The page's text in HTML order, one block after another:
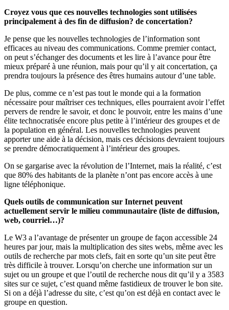
Croyez vous que ces nouvelles technologies sont utilisées
principalement à des fin de diffusion? de concertation?
Je pense que les nouvelles technologies de l’information sont
efficaces au niveau des communications. Comme premier contact,
on peut s’échanger des documents et les lire à l’avance pour être
mieux préparé à une réunion, mais pour qu’il y ait concertation, ça
prendra toujours la présence des êtres humains autour d’une table.
De plus, comme ce n’est pas tout le monde qui a la formation
nécessaire pour maîtriser ces techniques, elles pourraient avoir l’effet
pervers de rendre le savoir, et donc le pouvoir, entre les mains d’une
élite technocratisée encore plus petite à l’intérieur des groupes et de
la population en général. Les nouvelles technologies peuvent
apporter une aide à la décision, mais ces décisions devraient toujours
se prendre démocratiquement à l’intérieur des groupes.
On se gargarise avec la révolution de l’Internet, mais la réalité, c’est
que 80% des habitants de la planète n’ont pas encore accès à une
ligne téléphonique.
Quels outils de communication sur Internet peuvent
actuellement servir le milieu communautaire (liste de diffusion,
web, courriel…)?
Le W3 a l’avantage de présenter un groupe de façon accessible 24
heures par jour, mais la multiplication des sites webs, même avec les
outils de recherche par mots clefs, fait en sorte qu’un site peut être
très difficile à trouver. Lorsqu’on cherche une information sur un
sujet ou un groupe et que l’outil de recherche nous dit qu’il y a 3583
sites sur ce sujet, c’est quand même fastidieux de trouver le bon site.
Si on a déjà l’adresse du site, c’est qu’on est déjà en contact avec le
groupe en question.